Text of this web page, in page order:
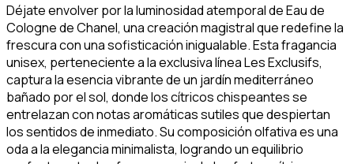
Déjate envolver por la luminosidad atemporal de Eau de
Cologne de Chanel, una creación magistral que redefine la
frescura con una sofisticación inigualable. Esta fragancia
unisex, perteneciente a la exclusiva línea Les Exclusifs,
captura la esencia vibrante de un jardín mediterráneo
bañado por el sol, donde los cítricos chispeantes se
entrelazan con notas aromáticas sutiles que despiertan
los sentidos de inmediato. Su composición olfativa es una
oda a la elegancia minimalista, logrando un equilibrio